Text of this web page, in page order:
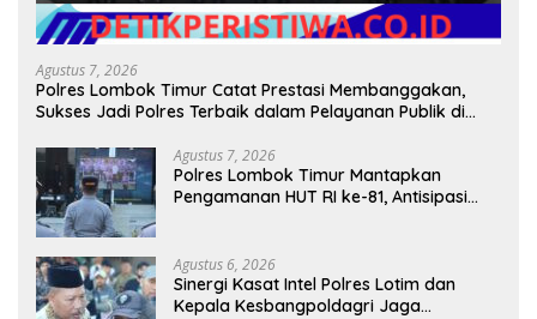
Agustus 7, 2026
Polres Lombok Timur Catat Prestasi Membanggakan,
Sukses Jadi Polres Terbaik dalam Pelayanan Publik di
Agustus 7, 2026
Polres Lombok Timur Mantapkan
Pengamanan HUT RI ke-81, Antisipasi
Agustus 6, 2026
Sinergi Kasat Intel Polres Lotim dan
Kepala Kesbangpoldagri Jaga